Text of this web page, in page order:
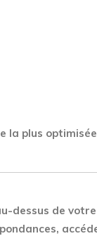
la plus
dessus de